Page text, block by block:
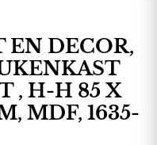
EN DECOR,
, H-H 85 X
MDF, 1635-